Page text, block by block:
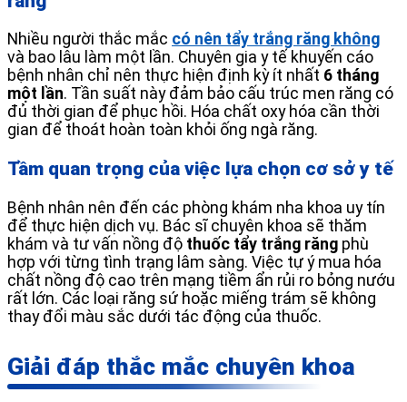
Nhiều người thắc mắc có nên tẩy trắng răng không
và bao lâu làm một lần. Chuyên gia y tế khuyến cáo
bệnh nhân chỉ nên thực hiện định kỳ ít nhất 6 tháng
một lần. Tần suất này đảm bảo cấu trúc men răng có
đủ thời gian để phục hồi. Hóa chất oxy hóa cần thời
gian để thoát hoàn toàn khỏi ống ngà răng.
Tầm quan trọng của việc lựa chọn cơ sở y tế
Bệnh nhân nên đến các phòng khám nha khoa uy tín
để thực hiện dịch vụ. Bác sĩ chuyên khoa sẽ thăm
khám và tư vấn nồng độ thuốc tẩy trắng răng phù
hợp với từng tình trạng lâm sàng. Việc tự ý mua hóa
chất nồng độ cao trên mạng tiềm ẩn rủi ro bỏng nướu
rất lớn. Các loại răng sứ hoặc miếng trám sẽ không
thay đổi màu sắc dưới tác động của thuốc.
Giải đáp thắc mắc chuyên khoa